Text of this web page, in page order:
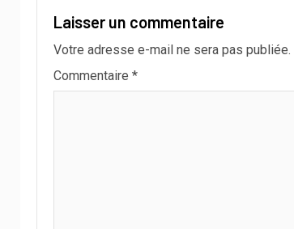
Laisser un commentaire
Votre adresse e-mail ne sera pas publiée.
Commentaire *